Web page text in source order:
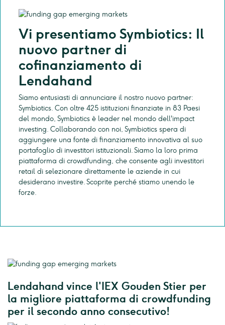
Vi presentiamo Symbiotics: Il
nuovo partner di
cofinanziamento di
Lendahand
Siamo entusiasti di annunciare il nostro nuovo partner:
Symbiotics. Con oltre 425 istituzioni finanziate in 83 Paesi
del mondo, Symbiotics è leader nel mondo dell'impact
investing. Collaborando con noi, Symbiotics spera di
aggiungere una fonte di finanziamento innovativa al suo
portafoglio di investitori istituzionali. Siamo la loro prima
piattaforma di crowdfunding, che consente agli investitori
retail di selezionare direttamente le aziende in cui
desiderano investire. Scoprite perché stiamo unendo le
forze.
Lendahand vince l'IEX Gouden Stier per
la migliore piattaforma di crowdfunding
per il secondo anno consecutivo!